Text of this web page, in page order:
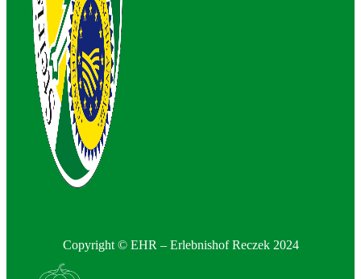
Copyright © EHR – Erlebnishof Reczek 2024